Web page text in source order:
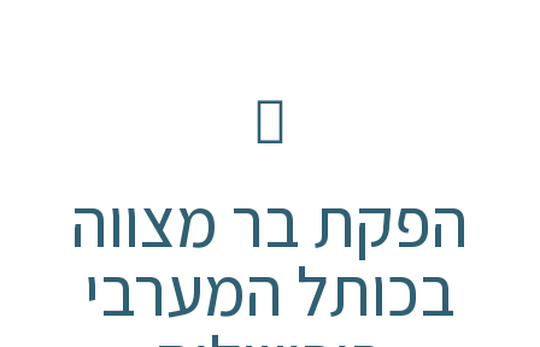
הפקת בר מצווה
בכותל המערבי